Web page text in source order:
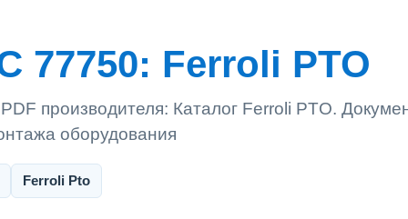
77750: Ferroli PTO
производителя: Каталог Ferroli PTO.
оборудования
Ferroli Pto